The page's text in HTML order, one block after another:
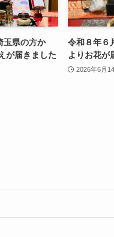
玉県の方か
が届きました
令和８年６
よりお花が
2026年6月